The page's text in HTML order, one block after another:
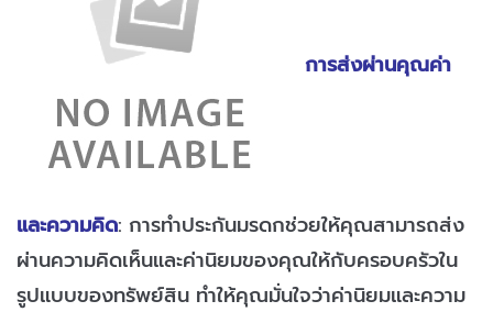
การส่งผ่านคุณค่า
และความคิด: การทำประกันมรดกช่วยให้คุณสามารถส่ง
ผ่านความคิดเห็นและค่านิยมของคุณให้กับครอบครัวใน
รูปแบบของทรัพย์สิน ทำให้คุณมั่นใจว่าค่านิยมและความ